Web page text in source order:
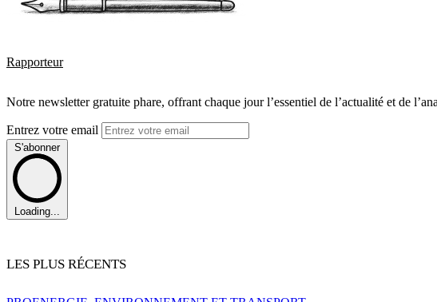
Rapporteur
Notre newsletter gratuite phare, offrant chaque jour l’essentiel de l’actualité et de
Entrez votre email
S'abonner
Loading...
LES PLUS RÉCENTS